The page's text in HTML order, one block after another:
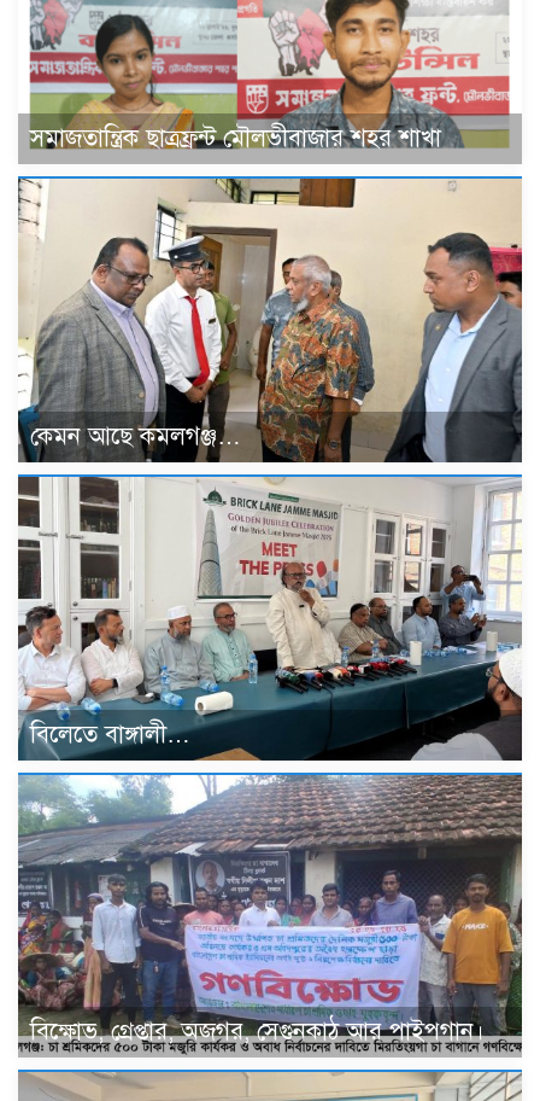
সমাজতান্ত্রিক ছাত্রফ্রন্ট মৌলভীবাজার শহর শাখা
কেমন আছে কমলগঞ্জ…
বিলেতে বাঙ্গালী…
বিক্ষোভ, গ্রেপ্তার, অজগর, সেগুনকাঠ আর পাইপগান।